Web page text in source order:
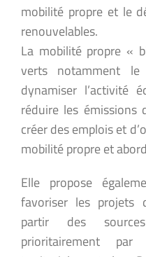
mobilité propre et le
renouvelables.
La mobilité propre «
verts notamment
dynamiser l’activité
réduire les
créer des emplois et
mobilité propre et
Elle propose
favoriser les projets
partir des
prioritairement